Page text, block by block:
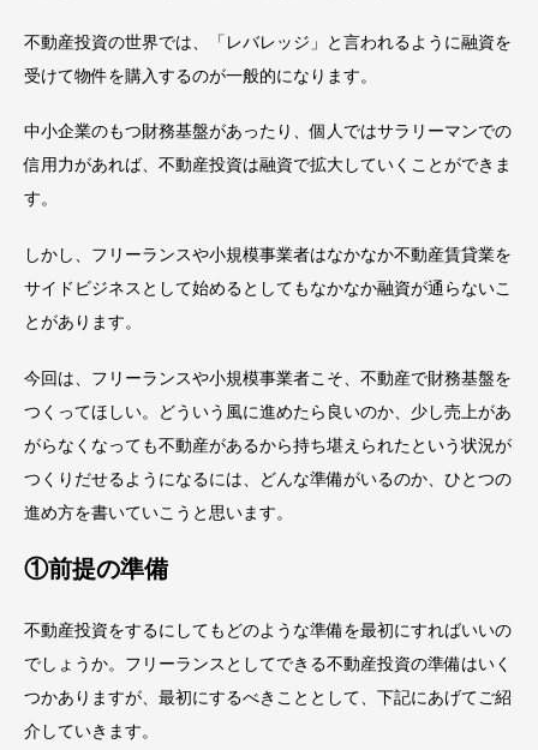
不動産投資の世界では、「レバレッジ」と言われるように融資を
受けて物件を購入するのが一般的になります。
中小企業のもつ財務基盤があったり、個人ではサラリーマンでの
信用力があれば、不動産投資は融資で拡大していくことができま
す。
しかし、フリーランスや小規模事業者はなかなか不動産賃貸業を
サイドビジネスとして始めるとしてもなかなか融資が通らないこ
とがあります。
今回は、フリーランスや小規模事業者こそ、不動産で財務基盤を
つくってほしい。どういう風に進めたら良いのか、少し売上があ
がらなくなっても不動産があるから持ち堪えられたという状況が
つくりだせるようになるには、どんな準備がいるのか、ひとつの
進め方を書いていこうと思います。
①前提の準備
不動産投資をするにしてもどのような準備を最初にすればいいの
でしょうか。フリーランスとしてできる不動産投資の準備はいく
つかありますが、最初にするべきこととして、下記にあげてご紹
介していきます。